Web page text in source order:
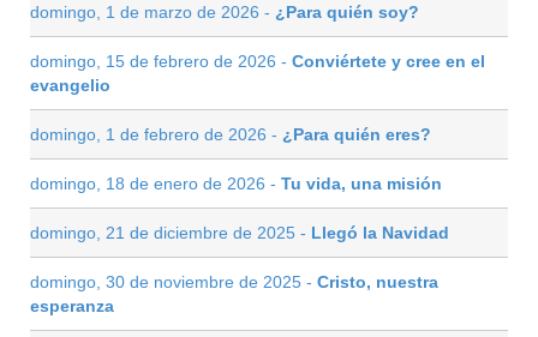
domingo, 1 de marzo de 2026 - ¿Para quién soy?
domingo, 15 de febrero de 2026 - Conviértete y cree en el
evangelio
domingo, 1 de febrero de 2026 - ¿Para quién eres?
domingo, 18 de enero de 2026 - Tu vida, una misión
domingo, 21 de diciembre de 2025 - Llegó la Navidad
domingo, 30 de noviembre de 2025 - Cristo, nuestra
esperanza